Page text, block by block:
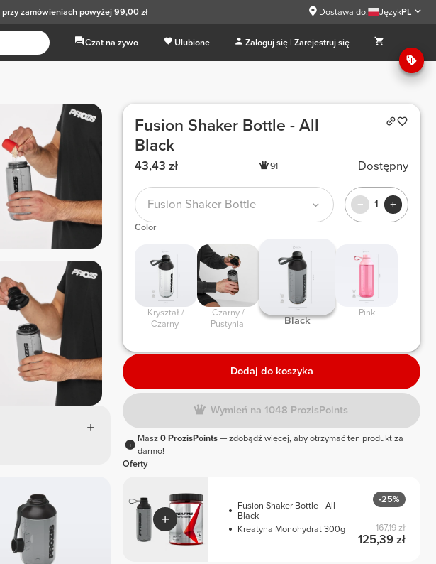
przy zamówieniach powyżej 99,00 zł Dostawa do: JęzykPL
Czat na zywo Ulubione Zaloguj się | Zarejestruj się
Fusion Shaker Bottle - All
Black
43,43 zł 91 Dostępny
Fusion Shaker Bottle 1
Color
Czarny
Czarny /
Pustynia
Black
Pink
Dodaj do koszyka
Wymień na 1048 ProzisPoints
Masz0 ProzisPoints— zdobądź więcej, aby otrzymać ten produkt za
darmo!
Oferty
Fusion Shaker Bottle - All
Black
Kreatyna Monohydrat 300g
-25%
167,19 zł
125,39 zł